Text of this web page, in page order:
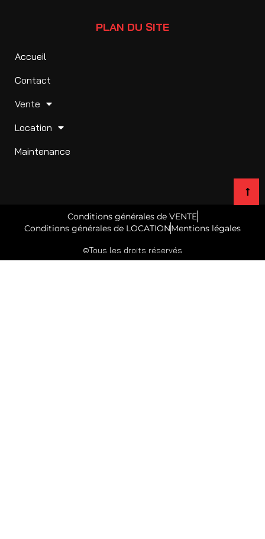
PLAN DU SITE
Accueil
Contact
Vente
Location
Maintenance
Conditions générales de VENTE
Conditions générales de LOCATIONMentions légales
©Tous les droits réservés